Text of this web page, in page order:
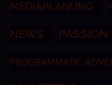
MEDIAPLANUNG
NEWS PASSION
PROGRAMMATIC